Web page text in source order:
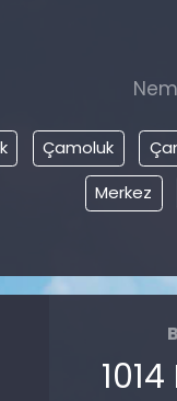
Çamoluk
Merkez
1014